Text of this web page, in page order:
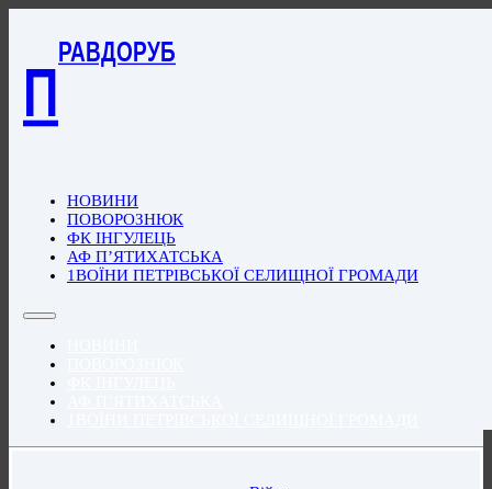
П
РАВДОРУБ
НОВИНИ
ПОВОРОЗНЮК
ФК ІНГУЛЕЦЬ
АФ П’ЯТИХАТСЬКА
1ВОЇНИ ПЕТРІВСЬКОЇ СЕЛИЩНОЇ ГРОМАДИ